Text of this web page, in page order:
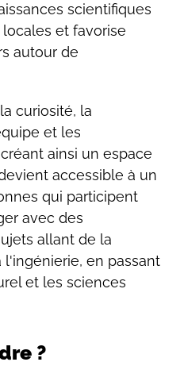
scientifiques
et favorise
autour de
curiosité, la
et les
ainsi un espace
accessible à un
qui participent
avec des
allant de la
en passant
et les sciences
?